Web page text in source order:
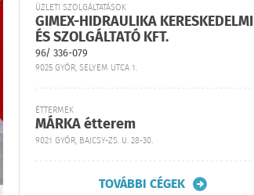
ÜZLETI SZOLGÁLTATÁSOK
GIMEX-HIDRAULIKA KERESKEDELMI
ÉS SZOLGÁLTATÓ KFT.
96/ 336-079
9025 GYŐR, SELYEM UTCA 1.
ÉTTERMEK
MÁRKA étterem
9021 GYŐR, BAJCSY-ZS. U. 28-30.
TOVÁBBI CÉGEK